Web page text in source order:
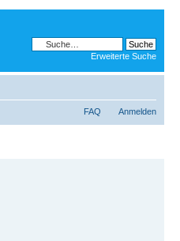
Erweiterte Suche
FAQ Anmelden